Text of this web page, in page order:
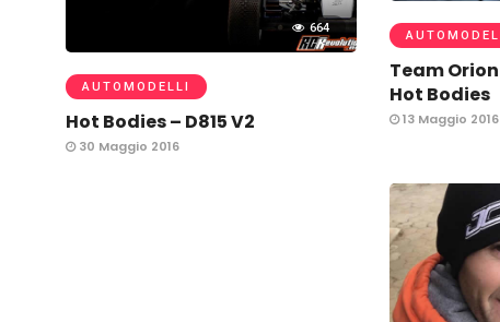
664
AUTOMODELLI
Hot Bodies – D815 V2
30 Maggio 2016
Team
Hot Bodies
13 Maggio 2016